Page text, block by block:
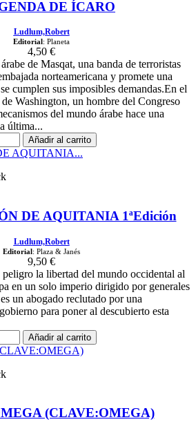
DE ÍCARO
Ludlum,Robert
Editorial : Planeta
4,50 €
de Masqat, una banda de terroristas
norteamericana y promete una
cumplen sus imposibles demandas.En el
Washington, un hombre del Congreso
del mundo árabe hace una
última...
Añadir al carrito
DE AQUITANIA 1ªEdición
Ludlum,Robert
Editorial: Plaza & Janés
9,50 €
la libertad del mundo occidental al
en un solo imperio dirigido por generales
un abogado reclutado por una
para poner al descubierto esta
Añadir al carrito
(CLAVE:OMEGA)